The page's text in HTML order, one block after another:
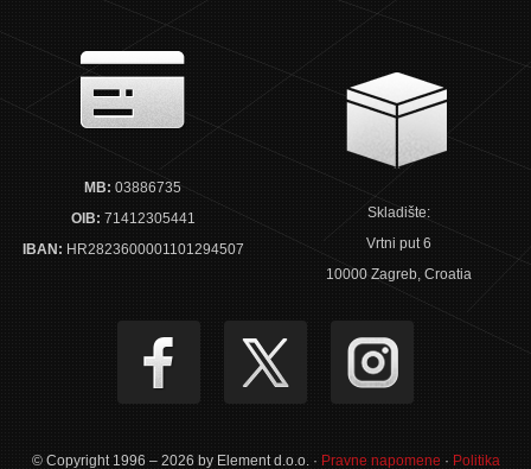
MB: 03886735
OIB: 71412305441
IBAN: HR2823600001101294507
Skladište:
Vrtni put 6
10000 Zagreb, Croatia
© Copyright 1996 – 2026 by Element d.o.o. · Pravne napomene · Politika